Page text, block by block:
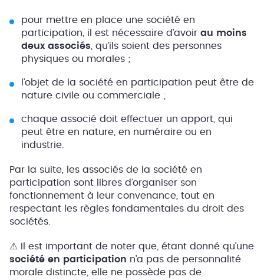
pour mettre en place une société en
participation, il est nécessaire d’avoir au moins
deux associés , qu’ils soient des personnes
physiques ou morales ;
l’objet de la société en participation peut être de
nature civile ou commerciale ;
chaque associé doit effectuer un apport, qui
peut être en nature, en numéraire ou en
industrie.
Par la suite, les associés de la société en
participation sont libres d’organiser son
fonctionnement à leur convenance, tout en
respectant les règles fondamentales du droit des
sociétés.
⚠ Il est important de noter que, étant donné qu’une
société en participation n’a pas de personnalité
morale distincte, elle ne possède pas de